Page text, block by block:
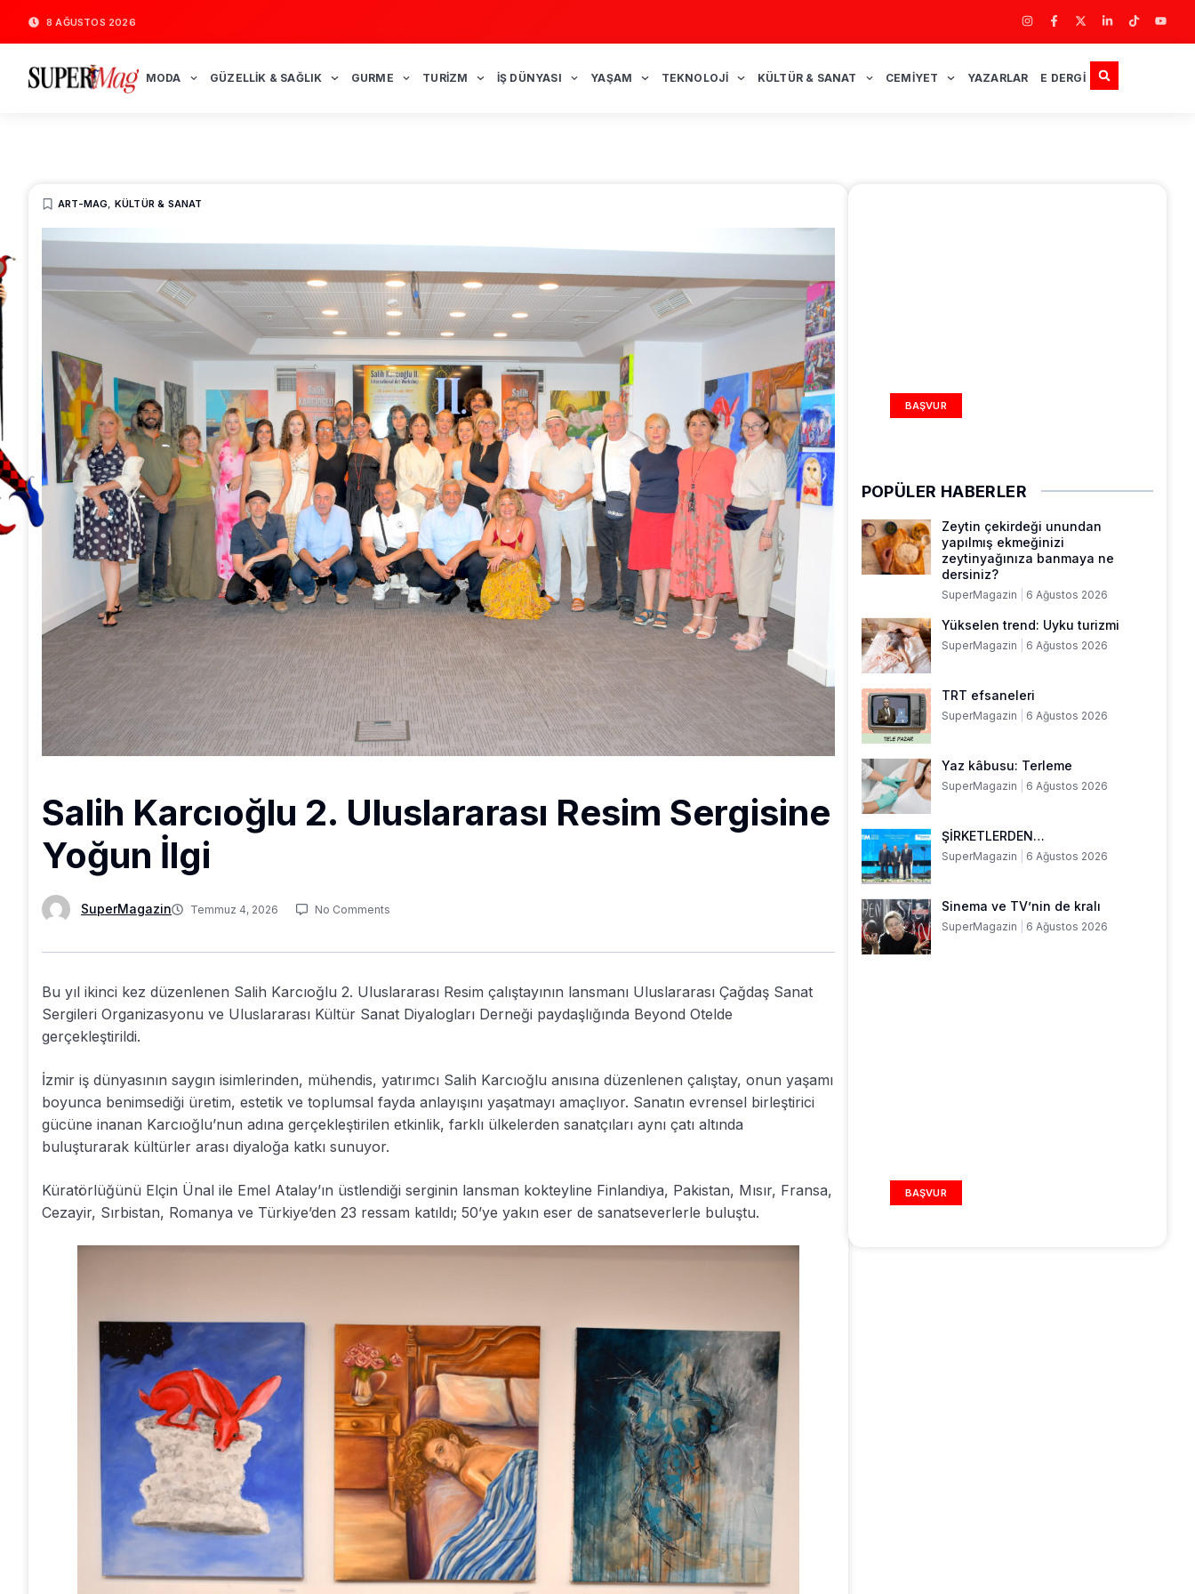
8 AĞUSTOS 2026
MODA GÜZELLIK & SAĞLIK GURME TURIZM İŞ DÜNYASI YAŞAM TEKNOLOJI KÜLTÜR & SANAT CEMIYET YAZARLAR E DERGI
ART-MAG, KÜLTÜR & SANAT
Salih Karcıoğlu 2. Uluslararası Resim Sergisine
Yoğun İlgi
SuperMagazin Temmuz 4, 2026 No Comments
Bu yıl ikinci kez düzenlenen Salih Karcıoğlu 2. Uluslararası Resim çalıştayının lansmanı Uluslararası Çağdaş Sanat
Sergileri Organizasyonu ve Uluslararası Kültür Sanat Diyalogları Derneği paydaşlığında Beyond Otelde
gerçekleştirildi.
İzmir iş dünyasının saygın isimlerinden, mühendis, yatırımcı Salih Karcıoğlu anısına düzenlenen çalıştay, onun yaşamı
boyunca benimsediği üretim, estetik ve toplumsal fayda anlayışını yaşatmayı amaçlıyor. Sanatın evrensel birleştirici
gücüne inanan Karcıoğlu’nun adına gerçekleştirilen etkinlik, farklı ülkelerden sanatçıları aynı çatı altında
buluşturarak kültürler arası diyaloğa katkı sunuyor.
Küratörlüğünü Elçin Ünal ile Emel Atalay’ın üstlendiği serginin lansman kokteyline Finlandiya, Pakistan, Mısır, Fransa,
Cezayir, Sırbistan, Romanya ve Türkiye’den 23 ressam katıldı; 50’ye yakın eser de sanatseverlerle buluştu.
BAŞVUR
POPÜLER HABERLER
Zeytin çekirdeği unundan
yapılmış ekmeğinizi
zeytinyağınıza banmaya ne
dersiniz?
SuperMagazin 6 Ağustos 2026
Yükselen trend: Uyku turizmi
SuperMagazin 6 Ağustos 2026
TRT efsaneleri
SuperMagazin 6 Ağustos 2026
Yaz kâbusu: Terleme
SuperMagazin 6 Ağustos 2026
ŞİRKETLERDEN…
SuperMagazin 6 Ağustos 2026
Sinema ve TV’nin de kralı
SuperMagazin 6 Ağustos 2026
BAŞVUR